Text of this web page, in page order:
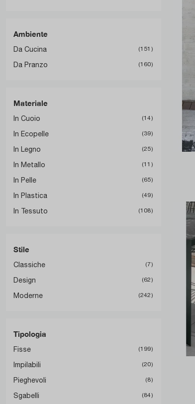
Ambiente
Da Cucina 151
Da Pranzo 160
Materiale
In Cuoio 14
In Ecopelle 39
In Legno 25
In Metallo 11
In Pelle 65
In Plastica 49
In Tessuto 108
Stile
Classiche 7
Design 62
Moderne 242
Tipologia
Fisse 199
Impilabili 20
Pieghevoli 8
Sgabelli 84